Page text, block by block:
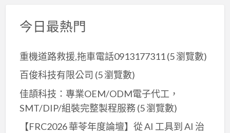
今日最熱門
重機道路救援,拖車電話0913177311(5 瀏覽數)
百俊科技有限公司 (5 瀏覽數)
佳頡科技：專業OEM/ODM電子代工，
SMT/DIP/組裝完整製程服務(5 瀏覽數)
【FRC2026 華苓年度論壇】從 AI 工具到 AI 治